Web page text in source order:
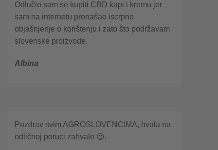
Odlučio sam se kupiti CBD kapi i kremu jer
sam na internetu pronašao iscrpno
objašnjenje o korištenju i zato što podržavam
slovenske proizvode.
Albina
Pozdrav svim AGROSLOVENCIMA, hvala na
odličnoj poruci zahvale 😍.